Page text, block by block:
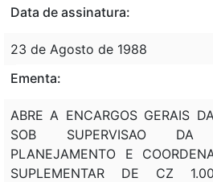
Data de assinatura:
23 de Agosto de 1988
Ementa:
ABRE A ENCARGOS GERAIS
SOB SUPERVISAO DA
PLANEJAMENTO E
SUPLEMENTAR DE CZ